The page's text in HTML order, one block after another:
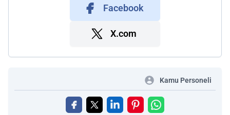
Facebook
X.com
Kamu Personeli